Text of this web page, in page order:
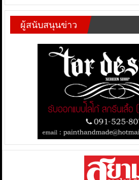
ผู้สนับสนุนข่าว